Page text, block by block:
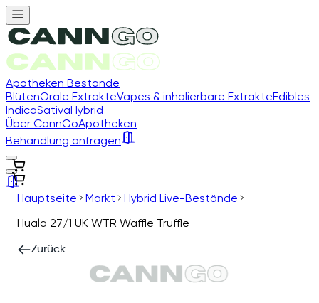
Apotheken Bestände
BlütenOrale ExtrakteVapes & inhalierbare ExtrakteEdibles
IndicaSativaHybrid
Über CannGoApotheken
Behandlung anfragen
Hauptseite Markt
Hybrid Live-Bestände
Huala 27/1 UK WTR Waffle Truffle
Zurück